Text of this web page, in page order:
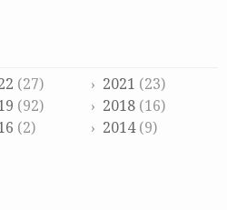
(27) 2021 (23)
(92) 2018(16)
(2) 2014(9)